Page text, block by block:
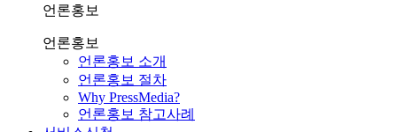
언론홍보
언론홍보
언론홍보 소개
언론홍보 절차
Why PressMedia?
언론홍보 참고사례